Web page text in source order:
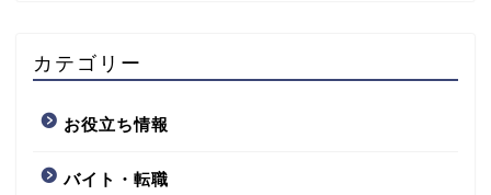
カテゴリー
お役立ち情報
バイト・転職